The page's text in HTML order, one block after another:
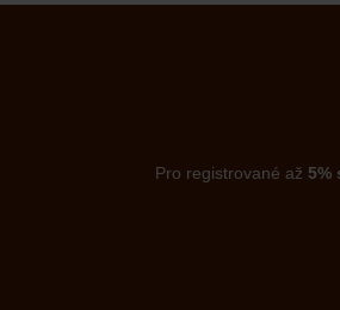
Pro registrované až 5%